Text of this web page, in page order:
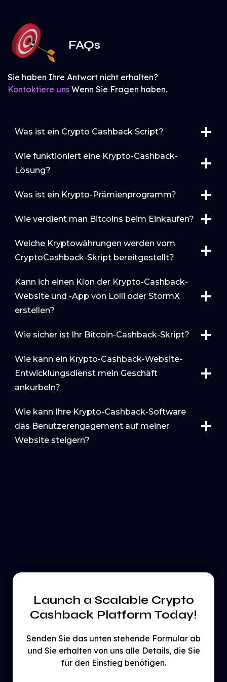
FAQs
Sie haben Ihre Antwort nicht erhalten?
Kontaktiere uns Wenn Sie Fragen haben.
Was ist ein Crypto Cashback Script?
Wie funktioniert eine Krypto-Cashback-
Lösung?
Was ist ein Krypto-Prämienprogramm?
Wie verdient man Bitcoins beim Einkaufen?
Welche Kryptowährungen werden vom
CryptoCashback-Skript bereitgestellt?
Kann ich einen Klon der Krypto-Cashback-
Website und -App von Lolli oder StormX
erstellen?
Wie sicher ist Ihr Bitcoin-Cashback-Skript?
Wie kann ein Krypto-Cashback-Website-
Entwicklungsdienst mein Geschäft
ankurbeln?
Wie kann Ihre Krypto-Cashback-Software
das Benutzerengagement auf meiner
Website steigern?
Launch a Scalable Crypto
Cashback Platform Today!
Senden Sie das unten stehende Formular ab
und Sie erhalten von uns alle Details, die Sie
für den Einstieg benötigen.